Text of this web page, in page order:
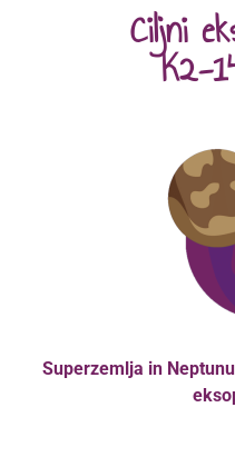
Ciljni
K2-
Superzemlja in